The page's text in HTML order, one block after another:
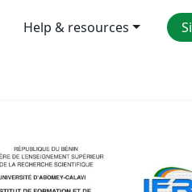
Help & resources